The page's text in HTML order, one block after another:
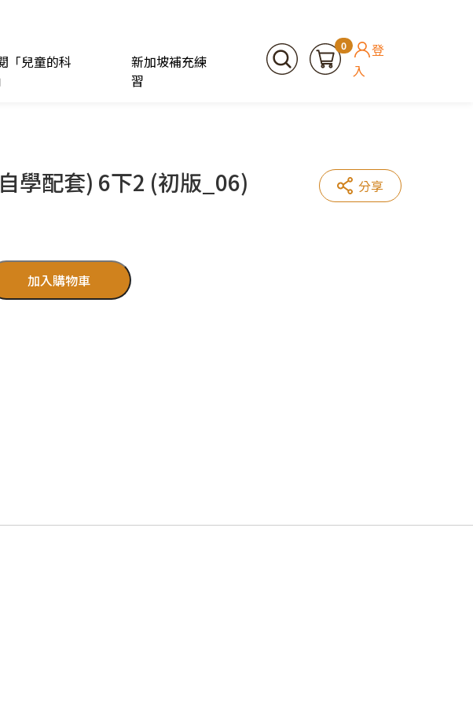
「兒童的科
新加坡補充練
習
0
登
入
學配套) 6下2 (初版_06)
加入購物車
分享